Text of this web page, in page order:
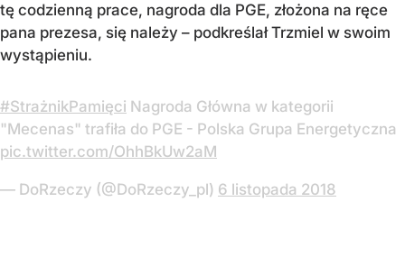
tę codzienną prace, nagroda dla PGE, złożona na ręce
pana prezesa, się należy – podkreślał Trzmiel w swoim
wystąpieniu.
#StrażnikPamięci Nagroda Główna w kategorii
"Mecenas" trafiła do PGE - Polska Grupa Energetyczna
pic.twitter.com/OhhBkUw2aM
— DoRzeczy (@DoRzeczy_pl) 6 listopada 2018